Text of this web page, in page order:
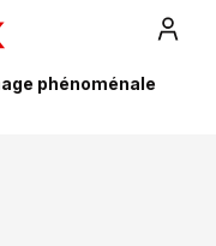
phénoménale